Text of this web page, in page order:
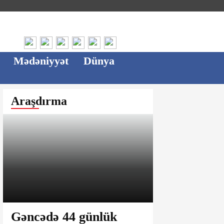
Mədəniyyət
Dünya
Araşdırma
Gəncədə 44 günlük